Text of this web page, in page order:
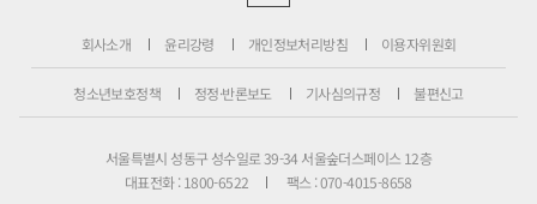
회사소개 윤리강령 개인정보처리방침 이용자위원회
청소년보호정책 정정·반론보도 기사심의규정 불편신고
서울특별시 성동구 성수일로 39-34 서울숲더스페이스 12층
대표전화 : 1800-6522
팩스 : 070-4015-8658